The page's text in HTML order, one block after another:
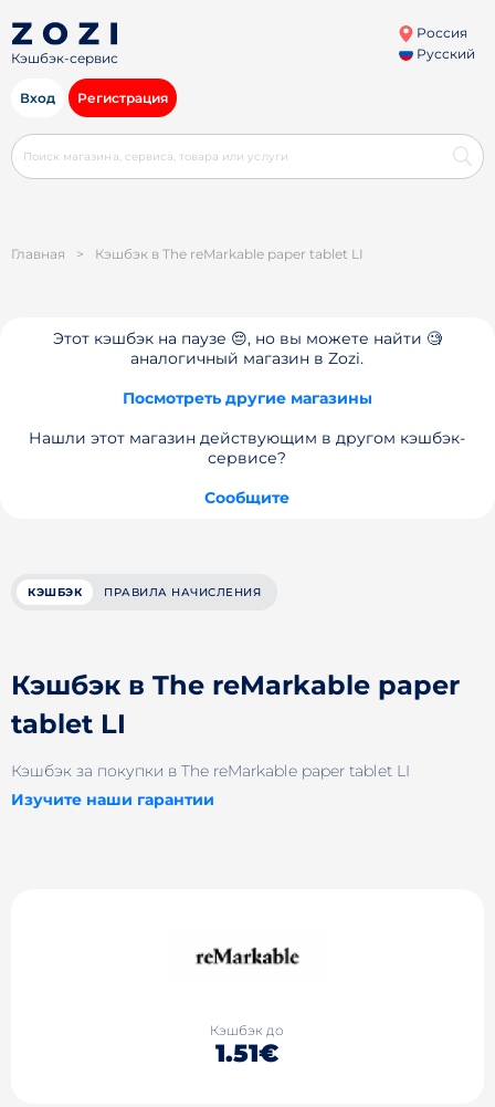
Кэшбэк-сервис
Россия
Русский
Вход Регистрация
Главная > Кэшбэк в The reMarkable paper tablet LI
Этот кэшбэк на паузе 😔, но вы можете найти 🧐
аналогичный магазин в Zozi.
Посмотреть другие магазины
Нашли этот магазин действующим в другом кэшбэк-
сервисе?
Сообщите
КЭШБЭК ПРАВИЛА НАЧИСЛЕНИЯ
Кэшбэк в The reMarkable paper
tablet LI
Кэшбэк за покупки в The reMarkable paper tablet LI
Изучите наши гарантии
Кэшбэк до
1.51€